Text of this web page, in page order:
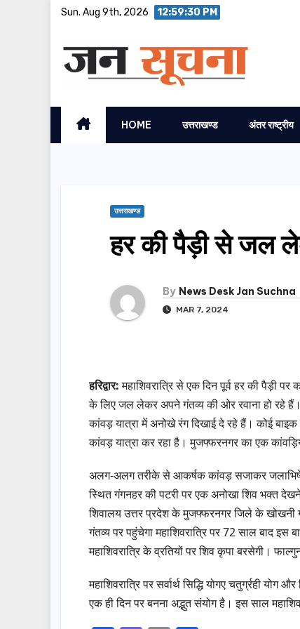
Sun. Aug 9th, 2026 12:59:31 PM
HOME उत्तराखण्ड अंतर राष्ट्रीय
उत्तराखण्ड
हर की पैड़ी से जल
By News Desk Jan Suchna
MAR 7, 2024
हरिद्वार:महाशिवरात्रि से एक दिन पूर्व हर की पैड़ी
के लिए जल लेकर अपने गंतव्य की ओर रवाना हो रहे हैं।
कांवड़ यात्रा में अनोखे रंग दिखाई दे रहे हैं। कोई
कांवड़ यात्रा कर रहा है। मुजफ्फरनगर का एक
अलग-अलग तरीके से आकर्षक कांवड़ सजाकर
स्थित गंगनहर की पटरी पर एक अनोखा शिव भक्त
शिवालय उत्तर प्रदेश के मुजफ्फरनगर जिले के खोखनी
गंतव्य पर पहुंचेगा महाशिवरात्रि पर 72 साल बाद इस
महाशिवरात्रि के व्रतियों पर शिव कृपा बरसेगी।
महाशिवरात्रि पर सर्वार्थ सिद्धि योगए चतुर्ग्रही
एक ही दिन पर बनना अद्भुत संयोग है। इस साल